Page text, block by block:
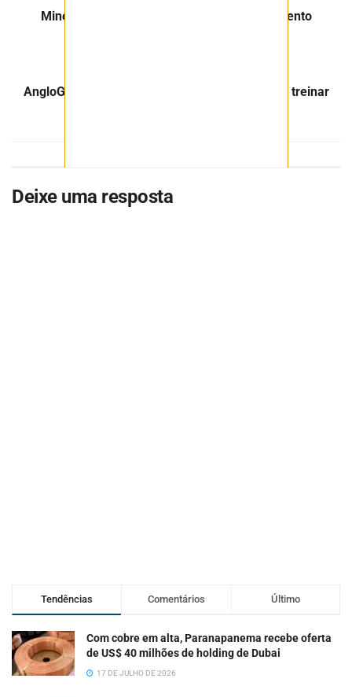
Mineração é incluída no PL sobre licenciamento
AngloGold Ashanti adota realidade virtual para treinar
Deixe uma resposta
Tendências Comentários Último
Com cobre em alta, Paranapanema recebe oferta
de US$ 40 milhões de holding de Dubai
17 DE JULHO DE 2026